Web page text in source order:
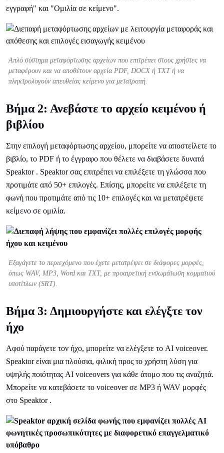
εγγραφή" και "Ομιλία σε κείμενο".
Απλό σύστημα μεταφόρτωσης αρχείων που επιτρέπει στους χρήστες να
μεταφέρουν και να αποθέτουν αρχεία PDF, DOCX ή TXT ή να
πληκτρολογούν απευθείας κείμενο για μετατροπή.
Βήμα 2: Ανεβάστε το αρχείο κειμένου ή
βιβλίου
Στην επιλογή μεταφόρτωσης αρχείου, μπορείτε να αποστείλετε το
βιβλίο, το PDF ή το έγγραφο που θέλετε να διαβάσετε δυνατά
Speaktor . Speaktor σας επιτρέπει να επιλέξετε τη γλώσσα που
προτιμάτε από 50+ επιλογές. Επίσης, μπορείτε να επιλέξετε τη
φωνή που προτιμάτε από τις 10+ επιλογές και να μετατρέψετε
κείμενο σε ομιλία.
Εξαγάγετε το περιεχόμενο που έχετε μετατρέψει σε διάφορες μορφές,
όπως WAV, MP3, Word και TXT, με προαιρετική ενσωμάτωση κομματιού
υποτίτλων (SRT).
Βήμα 3: Δημιουργήστε και ελέγξτε τον
ήχο
Αφού παράγετε τον ήχο, μπορείτε να ελέγξετε το AI voiceover.
Speaktor είναι μια πλούσια, φιλική προς το χρήστη λύση για
υψηλής ποιότητας AI voiceovers για κάθε άτομο που τις αναζητά.
Μπορείτε να κατεβάσετε το voiceover σε MP3 ή WAV μορφές
στο Speaktor .